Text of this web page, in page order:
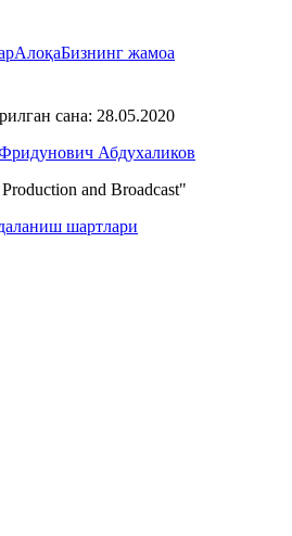
АлоқаБизнинг жамоа
сана: 28.05.2020
Абдухаликов
and Broadcast"
шартлари